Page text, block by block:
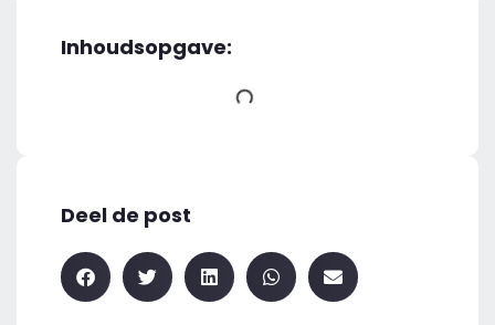
Inhoudsopgave:
Deel de post